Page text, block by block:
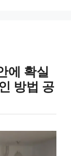
에 확실
방법 공